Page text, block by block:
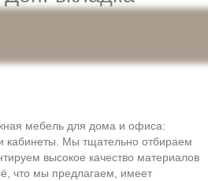
мебель для дома и офиса:
кабинеты. Мы тщательно отбираем
высокое качество материалов
что мы предлагаем, имеет